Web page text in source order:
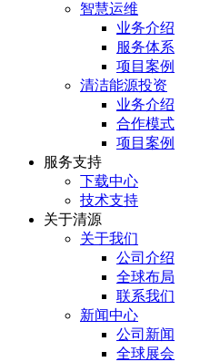
智慧运维
业务介绍
服务体系
项目案例
清洁能源投资
业务介绍
合作模式
项目案例
服务⽀持
下载中心
技术支持
关于清源
关于我们
公司介绍
全球布局
联系我们
新闻中心
公司新闻
全球展会